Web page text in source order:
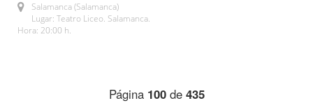
Salamanca (Salamanca)
Lugar: Teatro Liceo. Salamanca.
Hora: 20:00 h.
Página 100de 435